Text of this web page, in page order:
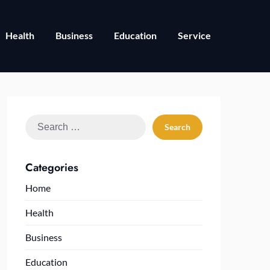
Health Business Education Service
Search
Categories
Home
Health
Business
Education